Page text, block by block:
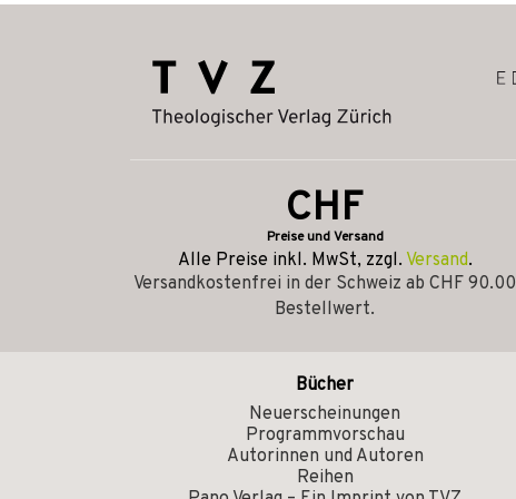
CHF
Preise und Versand
Alle Preise inkl. MwSt, zzgl. Versand.
Versandkostenfrei in der Schweiz ab CHF 90.00
Bestellwert.
Bücher
Neuerscheinungen
Programmvorschau
Autorinnen und Autoren
Reihen